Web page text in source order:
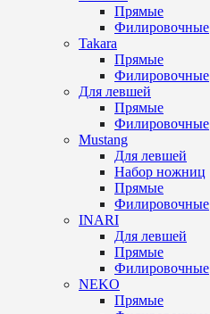
Прямые
Филировочные
Takara
Прямые
Филировочные
Для левшей
Прямые
Филировочные
Mustang
Для левшей
Набор ножниц
Прямые
Филировочные
INARI
Для левшей
Прямые
Филировочные
NEKO
Прямые